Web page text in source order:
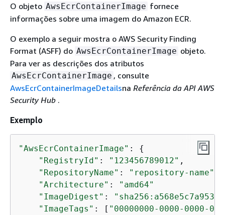
O objeto AwsEcrContainerImage fornece
informações sobre uma imagem do Amazon ECR.
O exemplo a seguir mostra o AWS Security Finding
Format (ASFF) do AwsEcrContainerImage objeto.
Para ver as descrições dos atributos
AwsEcrContainerImage , consulte
AwsEcrContainerImageDetailsna Referência da API AWS
Security Hub .
Exemplo
"AwsEcrContainerImage" : {
"RegistryId" : "123456789012" ,
"RepositoryName" : "repository-name"
"Architecture" :
"amd64"
"ImageDigest" :
"ImageTags" : [ "00000000-0000-0000-